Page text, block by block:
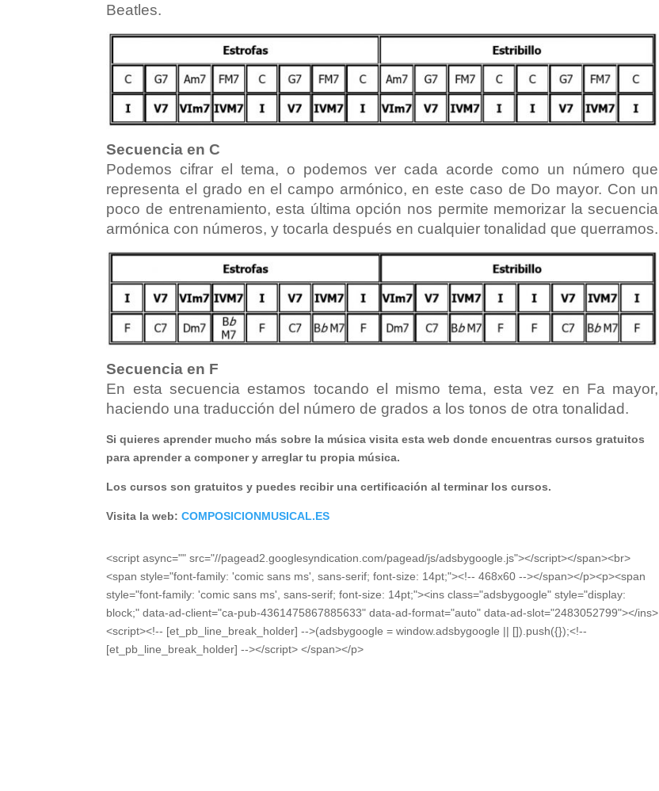
Beatles.
Secuencia en C
Podemos cifrar el tema, o podemos ver cada acorde como un número que
representa el grado en el campo armónico, en este caso de Do mayor. Con un
poco de entrenamiento, esta última opción nos permite memorizar la secuencia
armónica con números, y tocarla después en cualquier tonalidad que querramos.
Secuencia en F
En esta secuencia estamos tocando el mismo tema, esta vez en Fa mayor,
haciendo una traducción del número de grados a los tonos de otra tonalidad.
Si quieres aprender mucho más sobre la música visita esta web donde encuentras cursos gratuitos
para aprender a componer y arreglar tu propia música.
Los cursos son gratuitos y puedes recibir una certificación al terminar los cursos.
Visita la web:COMPOSICIONMUSICAL.ES
<script async="" src="//pagead2.googlesyndication.com/pagead/js/adsbygoogle.js"></script></span><br>
<span style="font-family: 'comic sans ms', sans-serif; font-size: 14pt;"><!-- 468x60 --></span></p><p><span
style="font-family: 'comic sans ms', sans-serif; font-size: 14pt;"><ins class="adsbygoogle" style="display:
block;" data-ad-client="ca-pub-4361475867885633" data-ad-format="auto" data-ad-slot="2483052799"></ins>
<script><!-- [et_pb_line_break_holder] -->(adsbygoogle = window.adsbygoogle || []).push({});<!--
[et_pb_line_break_holder] --></script> </span></p>